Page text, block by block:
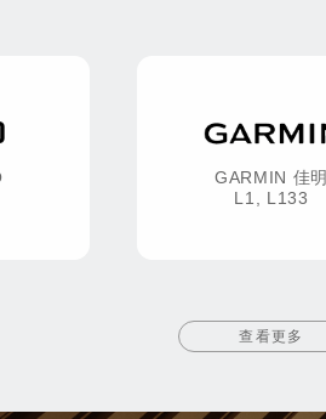
GARMIN 佳明
L1, L133
查看更多